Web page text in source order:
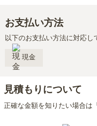
お支払い方法
以下のお支払い方法に対応し
現金
見積もりについて
正確な金額を知りたい場合は